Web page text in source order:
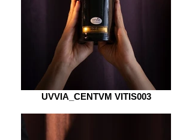
UVVIA_CENTVM VITIS003